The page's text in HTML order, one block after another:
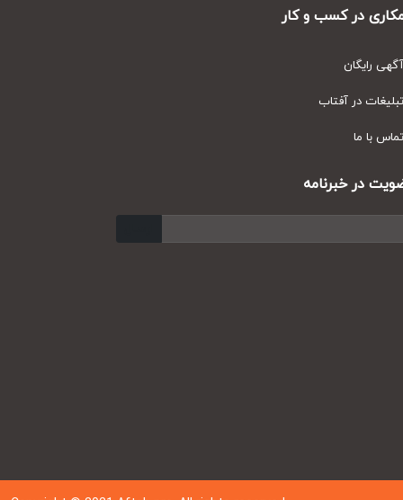
در کسب و کار
رایگان
در آفتاب
با ما
در خبرنامه